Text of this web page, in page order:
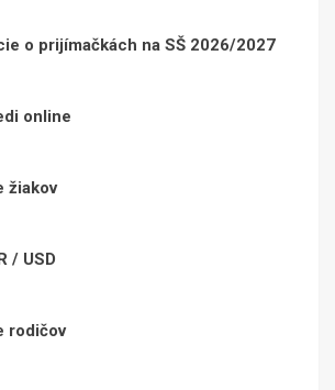
o prijímačkách na SŠ 2026/2027
online
žiakov
/ USD
rodičov